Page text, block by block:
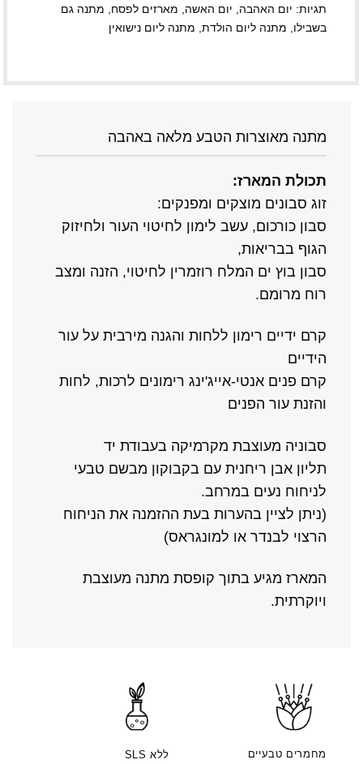
תגיות: יום האהבה יום האשה מארזים לפסח
מתנה גם
בשבילו
מתנה ליום הולדת מתנה ליום נישואין
מתנה מאוצרות הטבע מלאה באהבה
תכולת המארז:
זוג סבונים מוצקים ומפנקים:
סבון כורכום, עשב לימון לחיטוי העור ולחיזוק
הגוף בבריאות,
סבון בוץ ים המלח רוזמרין לחיטוי, הזנה ומצב
רוח מרומם.
קרם ידיים רימון ללחות והגנה מירבית על עור
הידיים
קרם פנים אנטי-אייג'ינג רימונים לרכות, לחות
והזנת עור הפנים
סבוניה מעוצבת מקרמיקה בעבודת יד
תליון אבן ריחנית עם בקבוקון מבשם טבעי
לניחוח נעים במרחב.
(ניתן לציין בהערות בעת ההזמנה את הניחוח
הרצוי לבנדר או למונגראס)
המארז מגיע בתוך קופסת מתנה מעוצבת
ויוקרתית.
מחמרים טבעיים ללא SLS